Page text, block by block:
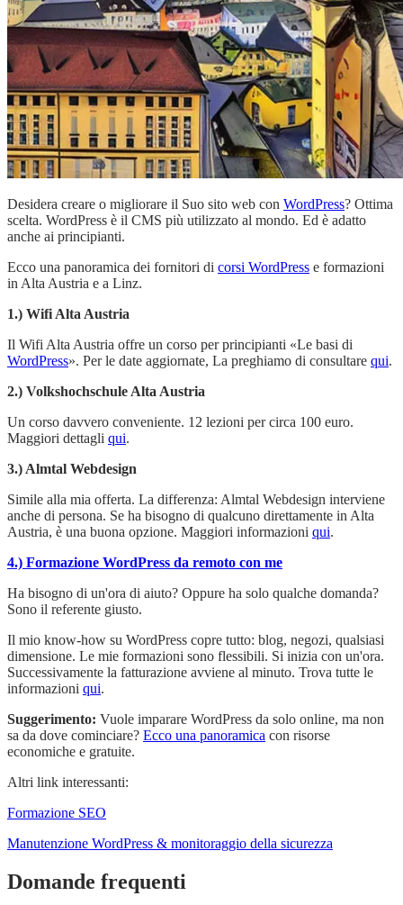
Desidera creare o migliorare il Suo sito web con WordPress? Ottima
scelta. WordPress è il CMS più utilizzato al mondo. Ed è adatto
anche ai principianti.
Ecco una panoramica dei fornitori di corsi WordPress e formazioni
in Alta Austria e a Linz.
1.) Wifi Alta Austria
Il Wifi Alta Austria offre un corso per principianti «Le basi di
WordPress». Per le date aggiornate, La preghiamo di consultare qui.
2.) Volkshochschule Alta Austria
Un corso davvero conveniente. 12 lezioni per circa 100 euro.
Maggiori dettagli qui.
3.) Almtal Webdesign
Simile alla mia offerta. La differenza: Almtal Webdesign interviene
anche di persona. Se ha bisogno di qualcuno direttamente in Alta
Austria, è una buona opzione. Maggiori informazioni qui.
4.) Formazione WordPress da remoto con me
Ha bisogno di un'ora di aiuto? Oppure ha solo qualche domanda?
Sono il referente giusto.
Il mio know-how su WordPress copre tutto: blog, negozi, qualsiasi
dimensione. Le mie formazioni sono flessibili. Si inizia con un'ora.
Successivamente la fatturazione avviene al minuto. Trova tutte le
informazioni qui.
Suggerimento: Vuole imparare WordPress da solo online, ma non
sa da dove cominciare? Ecco una panoramica con risorse
economiche e gratuite.
Altri link interessanti:
Formazione SEO
Manutenzione WordPress & monitoraggio della sicurezza
Domande frequenti